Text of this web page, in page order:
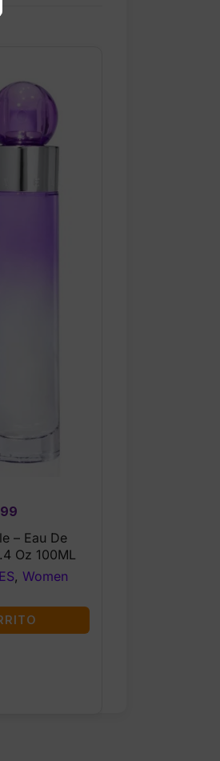
Current
price
is:
$26.99.
– Eau De
Oz 100ML
, Women